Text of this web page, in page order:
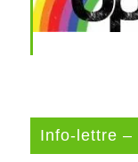
Info-lettre –